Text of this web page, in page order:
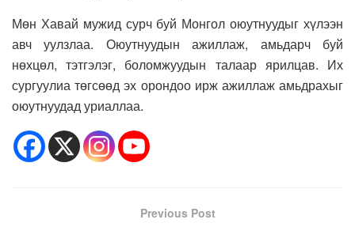
Мөн Хавай мужид сурч буй Монгол оюутнуудыг хүлээн
авч уулзлаа. Оюутнуудын ажиллаж, амьдарч буй
нөхцөл, тэтгэлэг, боломжуудын талаар ярилцав. Их
сургуулиа төгсөөд эх орондоо ирж ажиллаж амьдрахыг
оюутнуудад уриаллаа.
Previous Post